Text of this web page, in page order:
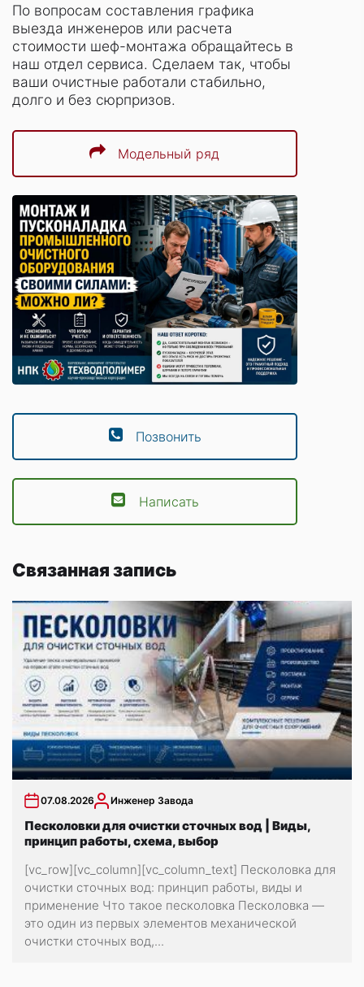
По вопросам составления графика
выезда инженеров или расчета
стоимости шеф-монтажа обращайтесь в
наш отдел сервиса. Сделаем так, чтобы
ваши очистные работали стабильно,
долго и без сюрпризов.
Модельный ряд
Позвонить
Написать
Связанная запись
07.08.2026 Инженер Завода
Песколовки для очистки сточных вод | Виды,
принцип работы, схема, выбор
[vc_row][vc_column][vc_column_text] Песколовка для
очистки сточных вод: принцип работы, виды и
применение Что такое песколовка Песколовка —
это один из первых элементов механической
очистки сточных вод,...